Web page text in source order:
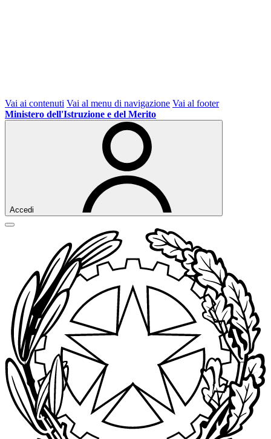
Vai ai contenuti Vai al menu di navigazione Vai al footer
Ministero dell'Istruzione e del Merito
Accedi